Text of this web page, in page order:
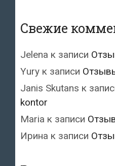
Свежие
Jelena к записи
Yury к записи
Janis Skutans к
kontor
Maria к записи
Ирина к записи